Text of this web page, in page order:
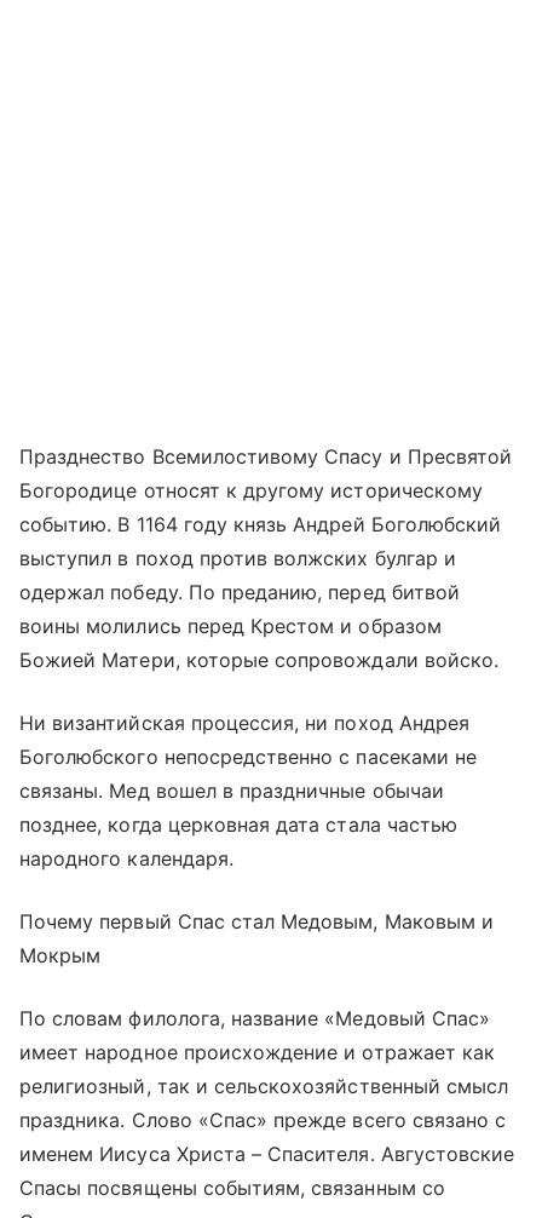
Празднество Всемилостивому Спасу и Пресвятой
Богородице относят к другому историческому
событию. В 1164 году князь Андрей Боголюбский
выступил в поход против волжских булгар и
одержал победу. По преданию, перед битвой
воины молились перед Крестом и образом
Божией Матери, которые сопровождали войско.
Ни византийская процессия, ни поход Андрея
Боголюбского непосредственно с пасеками не
связаны. Мед вошел в праздничные обычаи
позднее, когда церковная дата стала частью
народного календаря.
Почему первый Спас стал Медовым, Маковым и
Мокрым
По словам филолога, название «Медовый Спас»
имеет народное происхождение и отражает как
религиозный, так и сельскохозяйственный смысл
праздника. Слово «Спас» прежде всего связано с
именем Иисуса Христа – Спасителя. Августовские
Спасы посвящены событиям, связанным со